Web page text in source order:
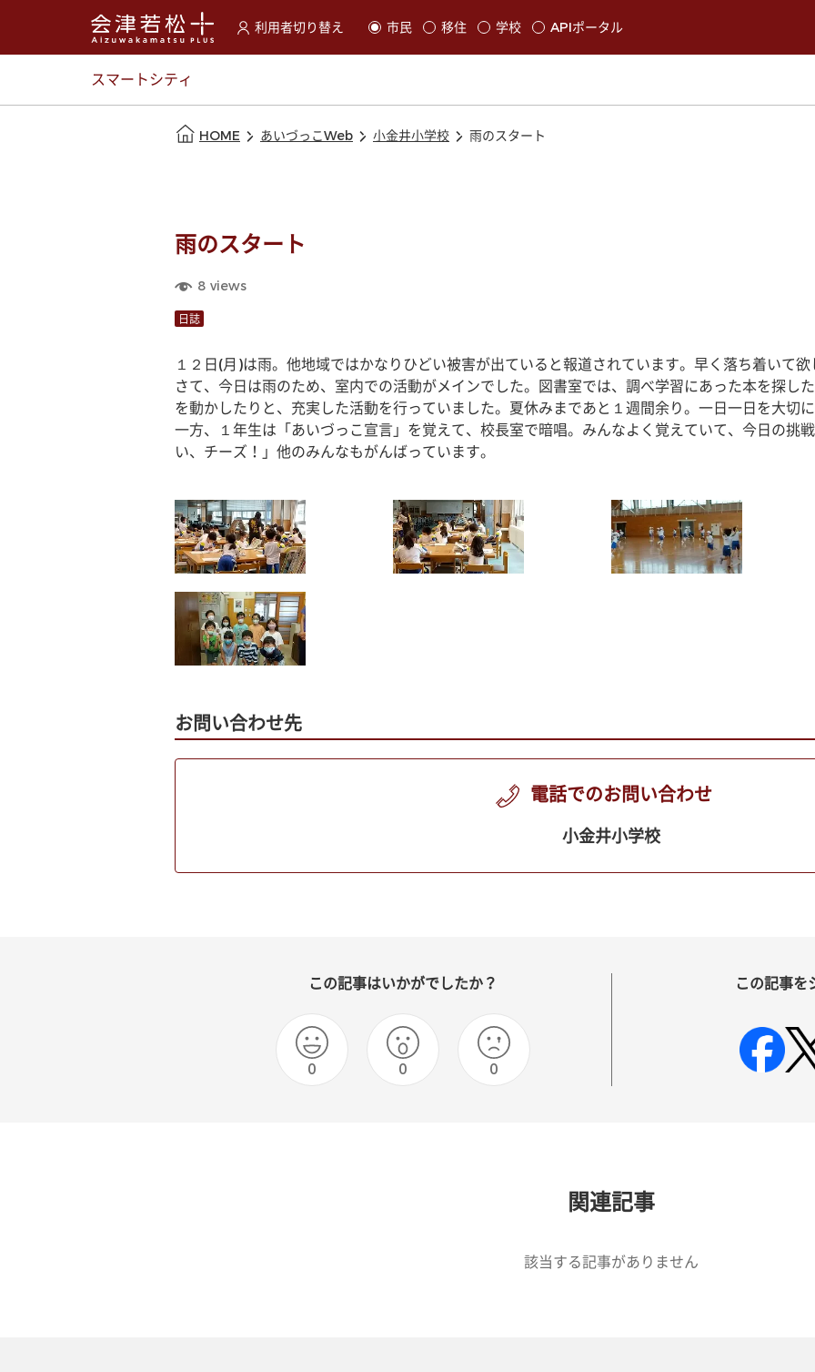
利用者切り替え
選択すると利用者の切替が発生します
市民 移住 学校 APIポータル
スマートシティ
HOME あいづっこWeb 小金井小学校 雨のスタート
雨のスタート
8 views
日誌
１２日(月)は雨。他地域ではかなりひどい被害が出ていると報道されています。早く落ち着いて
さて、今日は雨のため、室内での活動がメインでした。図書室では、調べ学習にあった本を探し
を動かしたりと、充実した活動を行っていました。夏休みまであと１週間余り。一日一日を大切
一方、１年生は「あいづっこ宣言」を覚えて、校長室で暗唱。みんなよく覚えていて、今日の挑
い、チーズ！」他のみんなもがんばっています。
お問い合わせ先
電話でのお問い合わせ
小金井小学校
この記事はいかがでしたか？
0 0 0
この記事を
関連記事
該当する記事がありません